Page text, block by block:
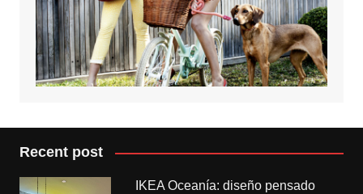
Recent post
IKEA Oceanía: diseño pensado